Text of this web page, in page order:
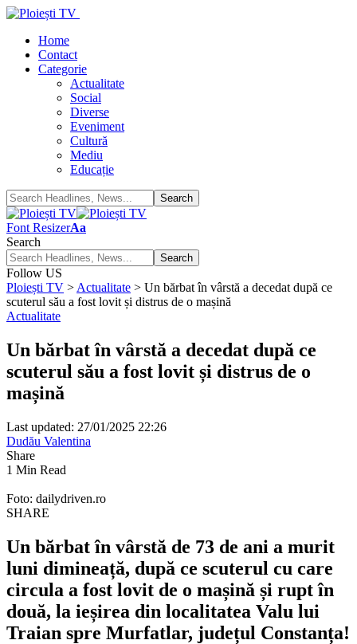
Home
Contact
Categorie
Actualitate
Social
Diverse
Eveniment
Cultură
Mediu
Educație
Font ResizerAa
Search
Follow US
Ploiești TV > Actualitate > Un bărbat în vârstă a decedat după ce
scuterul său a fost lovit și distrus de o mașină
Actualitate
Un bărbat în vârstă a decedat după ce
scuterul său a fost lovit și distrus de o
mașină
Last updated: 27/01/2025 22:26
Dudău Valentina
Share
1 Min Read
Foto: dailydriven.ro
SHARE
Un bărbat în vârstă de 73 de ani a murit
luni dimineață, după ce scuterul cu care
circula a fost lovit de o mașină și rupt în
două, la ieșirea din localitatea Valu lui
Traian spre Murfatlar, județul Constanța!